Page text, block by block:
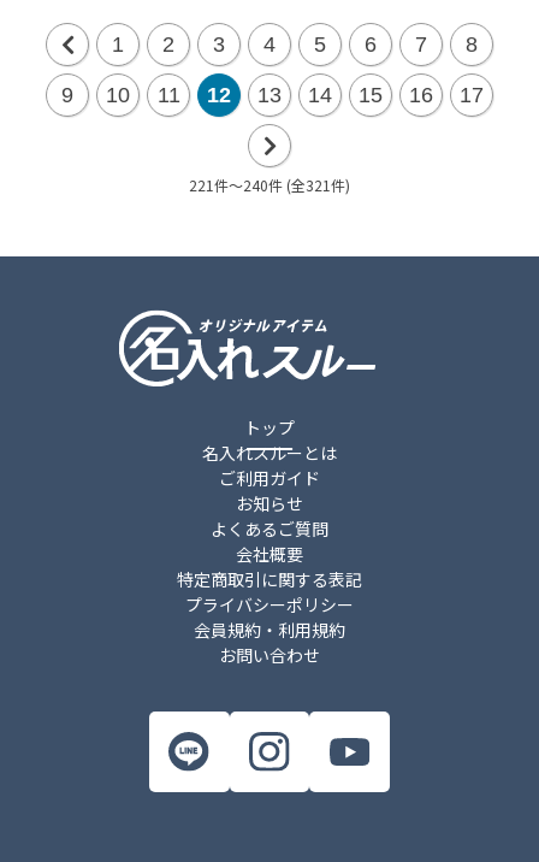
前
1 2 3 4 5 6 7 8
9 10 11 12 13 14 15 16 17
次
221件～240件 (全321件)
トップ
名入れスルーとは
ご利用ガイド
お知らせ
よくあるご質問
会社概要
特定商取引に関する表記
プライバシーポリシー
会員規約・利用規約
お問い合わせ